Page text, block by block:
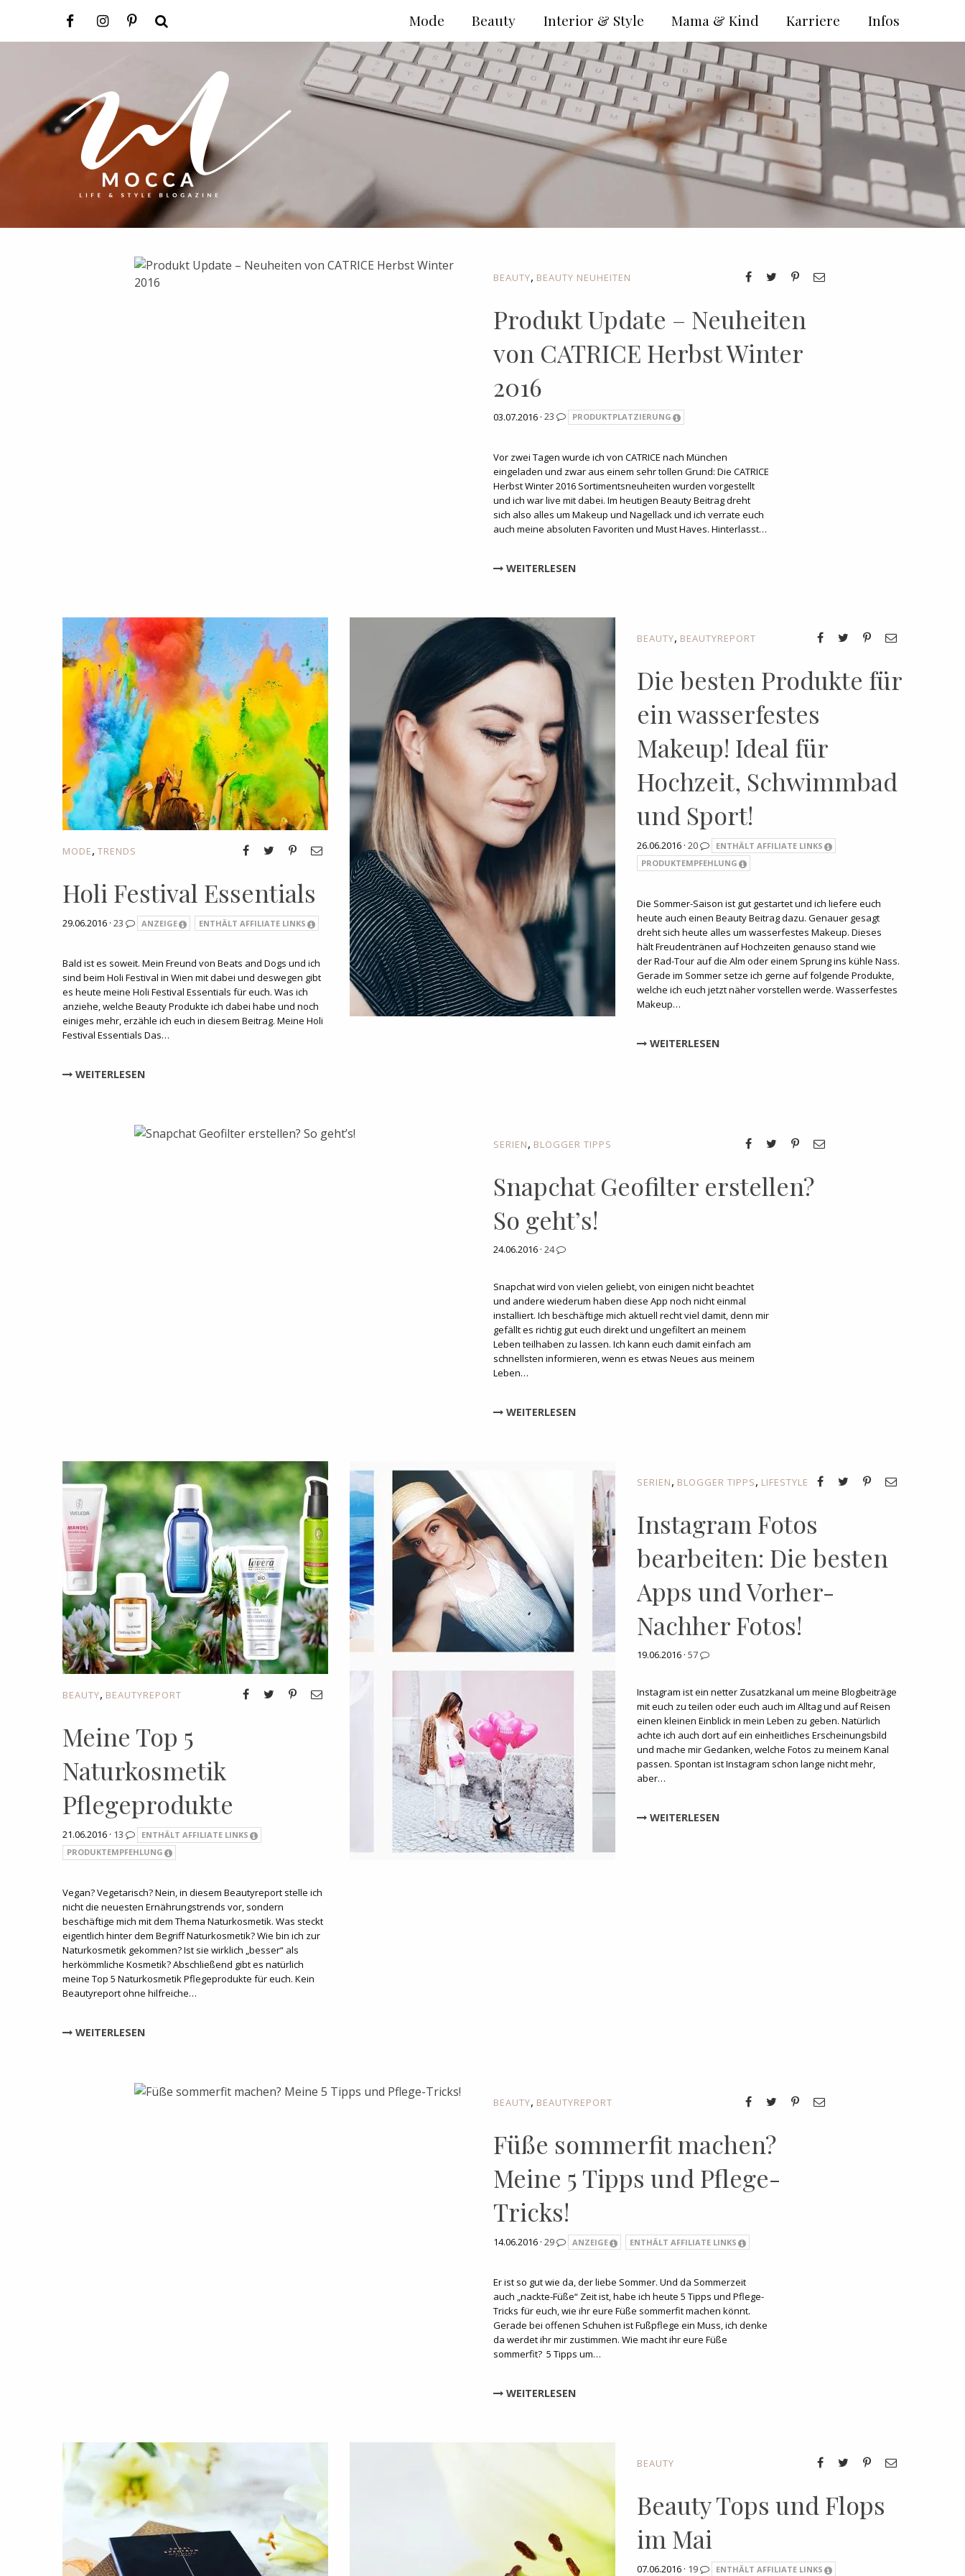
BEAUTY, BEAUTY NEUHEITEN
Produkt Update – Neuheiten
von CATRICE Herbst Winter
2016
03.07.2016 · 23 PRODUKTPLATZIERUNG
Vor zwei Tagen wurde ich von CATRICE nach München
eingeladen und zwar aus einem sehr tollen Grund: Die CATRICE
Herbst Winter 2016 Sortimentsneuheiten wurden vorgestellt
und ich war live mit dabei. Im heutigen Beauty Beitrag dreht
sich also alles um Makeup und Nagellack und ich verrate euch
auch meine absoluten Favoriten und Must Haves. Hinterlasst…
WEITERLESEN
MODE, TRENDS
Holi Festival Essentials
29.06.2016 · 23 ANZEIGE ENTHÄLT AFFILIATE LINKS
Bald ist es soweit. Mein Freund von Beats and Dogs und ich
sind beim Holi Festival in Wien mit dabei und deswegen gibt
es heute meine Holi Festival Essentials für euch. Was ich
anziehe, welche Beauty Produkte ich dabei habe und noch
einiges mehr, erzähle ich euch in diesem Beitrag. Meine Holi
Festival Essentials Das…
WEITERLESEN
BEAUTY, BEAUTYREPORT
Die besten Produkte für
ein wasserfestes
Makeup! Ideal für
Hochzeit, Schwimmbad
und Sport!
26.06.2016 · 20
ENTHÄLT AFFILIATE LINKS
PRODUKTEMPFEHLUNG
Die Sommer-Saison ist gut gestartet und ich liefere euch
heute auch einen Beauty Beitrag dazu. Genauer gesagt
dreht sich heute alles um wasserfestes Makeup. Dieses
hält Freudentränen auf Hochzeiten genauso stand wie
der Rad-Tour auf die Alm oder einem Sprung ins kühle Nass.
Gerade im Sommer setze ich gerne auf folgende Produkte,
welche ich euch jetzt näher vorstellen werde. Wasserfestes
Makeup…
WEITERLESEN
SERIEN, BLOGGER TIPPS
Snapchat Geofilter erstellen?
So geht’s!
24.06.2016 · 24
Snapchat wird von vielen geliebt, von einigen nicht beachtet
und andere wiederum haben diese App noch nicht einmal
installiert. Ich beschäftige mich aktuell recht viel damit, denn mir
gefällt es richtig gut euch direkt und ungefiltert an meinem
Leben teilhaben zu lassen. Ich kann euch damit einfach am
schnellsten informieren, wenn es etwas Neues aus meinem
Leben…
WEITERLESEN
BEAUTY, BEAUTYREPORT
Meine Top 5
Naturkosmetik
Pflegeprodukte
21.06.2016 · 13
ENTHÄLT AFFILIATE LINKS
PRODUKTEMPFEHLUNG
Vegan? Vegetarisch? Nein, in diesem Beautyreport stelle ich
nicht die neuesten Ernährungstrends vor, sondern
beschäftige mich mit dem Thema Naturkosmetik. Was steckt
eigentlich hinter dem Begriff Naturkosmetik? Wie bin ich zur
Naturkosmetik gekommen? Ist sie wirklich „besser“ als
herkömmliche Kosmetik? Abschließend gibt es natürlich
meine Top 5 Naturkosmetik Pflegeprodukte für euch. Kein
Beautyreport ohne hilfreiche…
WEITERLESEN
SERIEN, BLOGGER TIPPS, LIFESTYLE
Instagram Fotos
bearbeiten: Die besten
Apps und Vorher-
Nachher Fotos!
19.06.2016 · 57
Instagram ist ein netter Zusatzkanal um meine Blogbeiträge
mit euch zu teilen oder euch auch im Alltag und auf Reisen
einen kleinen Einblick in mein Leben zu geben. Natürlich
achte ich auch dort auf ein einheitliches Erscheinungsbild
und mache mir Gedanken, welche Fotos zu meinem Kanal
passen. Spontan ist Instagram schon lange nicht mehr,
aber…
WEITERLESEN
BEAUTY, BEAUTYREPORT
Füße sommerfit machen?
Meine 5 Tipps und Pflege-
Tricks!
14.06.2016 · 29 ANZEIGE ENTHÄLT AFFILIATE LINKS
Er ist so gut wie da, der liebe Sommer. Und da Sommerzeit
auch „nackte-Füße“ Zeit ist, habe ich heute 5 Tipps und Pflege-
Tricks für euch, wie ihr eure Füße sommerfit machen könnt.
Gerade bei offenen Schuhen ist Fußpflege ein Muss, ich denke
da werdet ihr mir zustimmen. Wie macht ihr eure Füße
sommerfit? 5 Tipps um…
WEITERLESEN
BEAUTY
Beauty Tops und Flops
im Mai
07.06.2016 · 19 ENTHÄLT AFFILIATE LINKS
Infos
Karriere
Mama & Kind
Interior & Style
Beauty
Mode